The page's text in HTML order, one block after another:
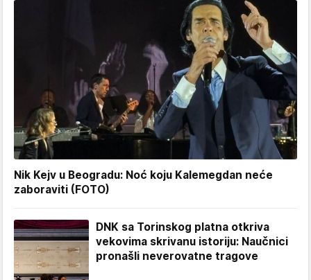
Nik Kejv u Beogradu: Noć koju Kalemegdan neće
zaboraviti (FOTO)
DNK sa Torinskog platna otkriva
vekovima skrivanu istoriju: Naučnici
pronašli neverovatne tragove